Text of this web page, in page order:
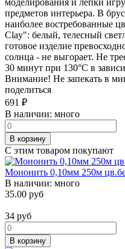
предметов интерьера. В
наиболее востребованные
Clay": белый, телесный
готовое изделие
солнца - не выгорает. Не
30 минут при 130°C в
Внимание! Не запекать в
поделиться
691 ₽
В наличии: много
В корзину
С этим товаром покупают
Мононить 0,10мм 250м
В наличии: много
35.00 руб
34 руб
В корзину